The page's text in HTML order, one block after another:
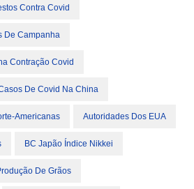
Contra Covid
De Campanha
Contração Covid
De Covid Na China
Americanas Autoridades Dos EUA
BC Japão Índice Nikkei
De Grãos